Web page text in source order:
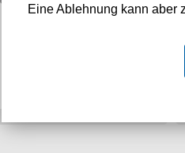
Eine Ablehnung kann aber